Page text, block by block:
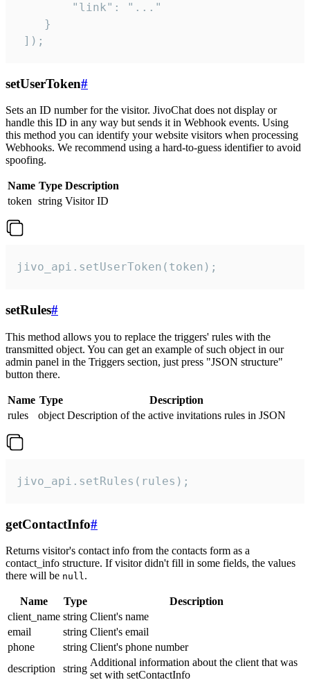
        "link": "..."
    }
]);
setUserToken#
Sets an ID number for the visitor. JivoChat does not display or
handle this ID in any way but sends it in Webhook events. Using
this method you can identify your website visitors when processing
Webhooks. We recommend using a hard-to-guess identifier to avoid
spoofing.
Name Type Description
token string Visitor ID
jivo_api.setUserToken(token);
setRules#
This method allows you to replace the triggers' rules with the
transmitted object. You can get an example of such object in our
admin panel in the Triggers section, just press "JSON structure"
button there.
Name Type
Description
rules
object Description of the active invitations rules in JSON
jivo_api.setRules(rules);
getContactInfo#
Returns visitor's contact info from the contacts form as a
contact_info structure. If visitor didn't fill in some fields, the values
there will be null.
Name Type
Description
client_name string Client's name
email
string Client's email
phone
string Client's phone number
description
string
Additional information about the client that was
set with setContactInfo